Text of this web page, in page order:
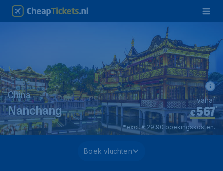
China
Nanchang €567*
vanaf
*excl. € 29,90 boekingskosten.
Boek vluchten